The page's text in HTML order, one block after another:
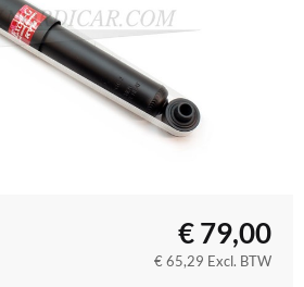
€79,00
€65,29 Excl. BTW